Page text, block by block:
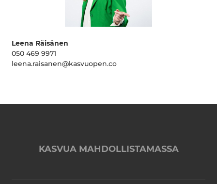
Leena Räisänen
050 469 9971
leena.raisanen@kasvuopen.co
KASVUA MAHDOLLISTAMASSA